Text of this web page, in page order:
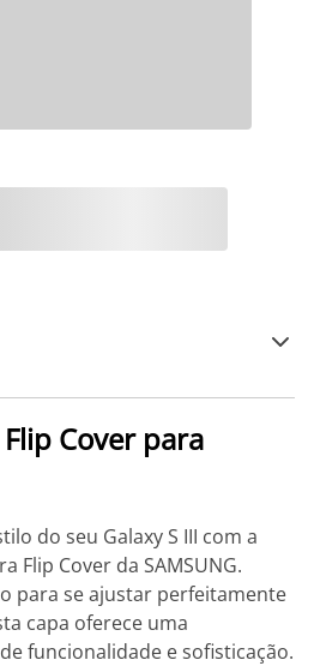
Cover para
do seu Galaxy S III com a
Flip Cover da SAMSUNG.
para se ajustar perfeitamente
capa oferece uma
funcionalidade e sofisticação.